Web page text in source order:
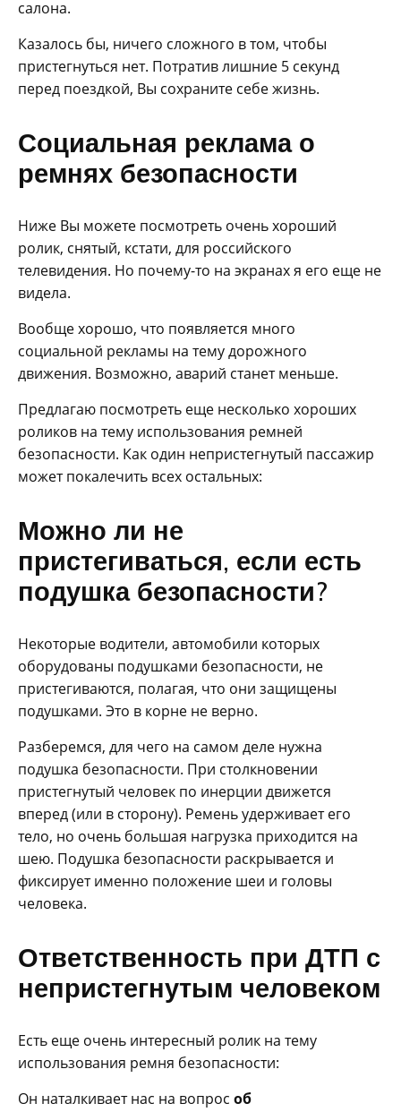
салона.
Казалось бы, ничего сложного в том, чтобы
пристегнуться нет. Потратив лишние 5 секунд
перед поездкой, Вы сохраните себе жизнь.
Социальная реклама о
ремнях безопасности
Ниже Вы можете посмотреть очень хороший
ролик, снятый, кстати, для российского
телевидения. Но почему-то на экранах я его еще не
видела.
Вообще хорошо, что появляется много
социальной рекламы на тему дорожного
движения. Возможно, аварий станет меньше.
Предлагаю посмотреть еще несколько хороших
роликов на тему использования ремней
безопасности. Как один непристегнутый пассажир
может покалечить всех остальных:
Можно ли не
пристегиваться, если есть
подушка безопасности?
Некоторые водители, автомобили которых
оборудованы подушками безопасности, не
пристегиваются, полагая, что они защищены
подушками. Это в корне не верно.
Разберемся, для чего на самом деле нужна
подушка безопасности. При столкновении
пристегнутый человек по инерции движется
вперед (или в сторону). Ремень удерживает его
тело, но очень большая нагрузка приходится на
шею. Подушка безопасности раскрывается и
фиксирует именно положение шеи и головы
человека.
Ответственность при ДТП с
непристегнутым человеком
Есть еще очень интересный ролик на тему
использования ремня безопасности:
Он наталкивает нас на вопрос об